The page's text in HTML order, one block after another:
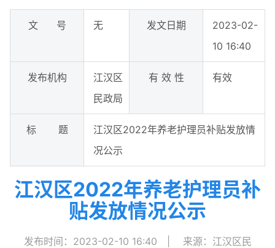
文 号 无 发文日期
2023-02-
10 16:40
发布机构
江汉区
民政局
有 效 性 有效
标 题
江汉区2022年养老护理员补贴发放情
况公示
江汉区2022年养老护理员补
贴发放情况公示
发布时间：2023-02-10 16:40
来源：江汉区民